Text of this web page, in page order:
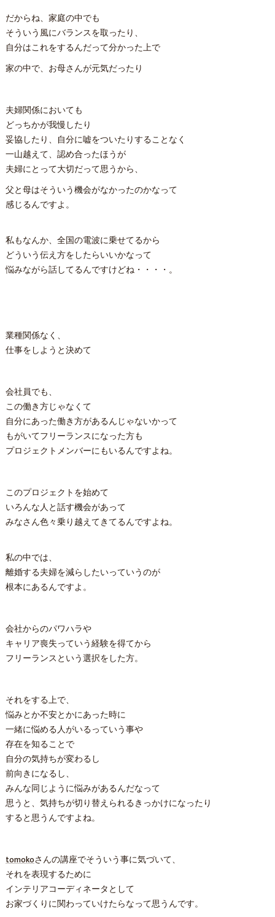
だからね、家庭の中でも
そういう風にバランスを取ったり、
自分はこれをするんだって分かった上で
家の中で、お母さんが元気だったり
夫婦関係においても
どっちかが我慢したり
妥協したり、自分に嘘をついたりすることなく
一山越えて、認め合ったほうが
夫婦にとって大切だって思うから、
父と母はそういう機会がなかったのかなって
感じるんですよ。
私もなんか、全国の電波に乗せてるから
どういう伝え方をしたらいいかなって
悩みながら話してるんですけどね・・・・。
業種関係なく、
仕事をしようと決めて
会社員でも、
この働き方じゃなくて
自分にあった働き方があるんじゃないかって
もがいてフリーランスになった方も
プロジェクトメンバーにもいるんですよね。
このプロジェクトを始めて
いろんな人と話す機会があって
みなさん色々乗り越えてきてるんですよね。
私の中では、
離婚する夫婦を減らしたいっていうのが
根本にあるんですよ。
会社からのパワハラや
キャリア喪失っていう経験を得てから
フリーランスという選択をした方。
それをする上で、
悩みとか不安とかにあった時に
一緒に悩める人がいるっていう事や
存在を知ることで
自分の気持ちが変わるし
前向きになるし、
みんな同じように悩みがあるんだなって
思うと、気持ちが切り替えられるきっかけになったり
すると思うんですよね。
tomokoさんの講座でそういう事に気づいて、
それを表現するために
インテリアコーディネータとして
お家づくりに関わっていけたらなって思うんです。